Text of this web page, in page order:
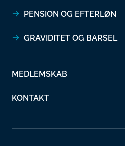
PENSION OG EFTERLØN
GRAVIDITET OG BARSEL
MEDLEMSKAB
KONTAKT